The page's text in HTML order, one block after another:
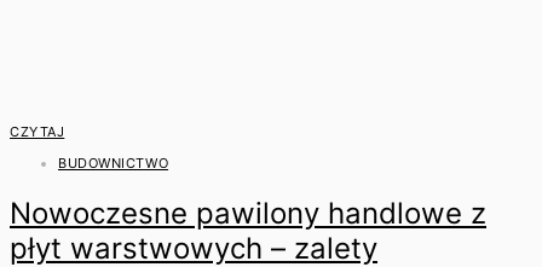
CZYTAJ
BUDOWNICTWO
Nowoczesne pawilony handlowe z
płyt warstwowych – zalety